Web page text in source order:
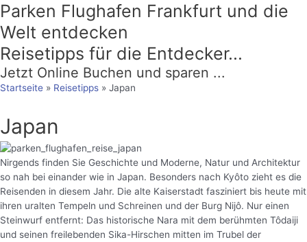
Parken Flughafen Frankfurt und die
Welt entdecken
Reisetipps für die Entdecker...
Jetzt Online Buchen und sparen ...
Startseite » Reisetipps » Japan
Japan
Nirgends finden Sie Geschichte und Moderne, Natur und Architektur
so nah bei einander wie in Japan. Besonders nach Kyôto zieht es die
Reisenden in diesem Jahr. Die alte Kaiserstadt fasziniert bis heute mit
ihren uralten Tempeln und Schreinen und der Burg Nijô. Nur einen
Steinwurf entfernt: Das historische Nara mit dem berühmten Tôdaiji
und seinen freilebenden Sika-Hirschen mitten im Trubel der